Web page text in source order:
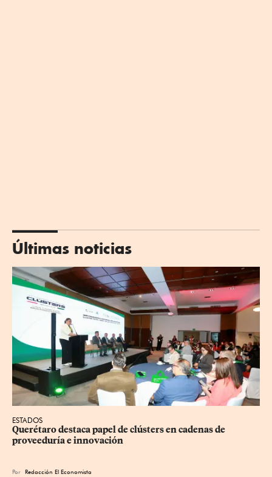
Últimas noticias
ESTADOS
Querétaro destaca papel de clústers en cadenas de
proveeduría e innovación
Por Redacción El Economista